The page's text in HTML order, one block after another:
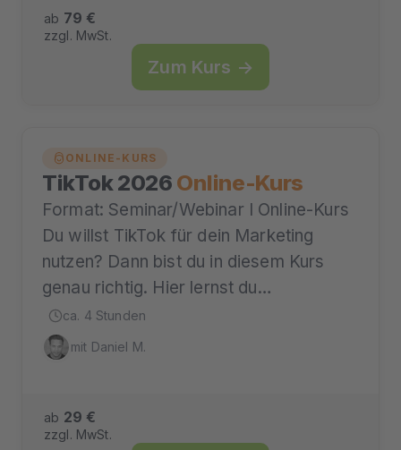
ab 79 €
zzgl. MwSt.
Zum Kurs →
ONLINE-KURS
TikTok 2026 Online-Kurs
Format: Seminar/Webinar I Online-Kurs
Du willst TikTok für dein Marketing
nutzen? Dann bist du in diesem Kurs
genau richtig. Hier lernst du…
ca. 4 Stunden
mit Daniel M.
ab 29 €
zzgl. MwSt.